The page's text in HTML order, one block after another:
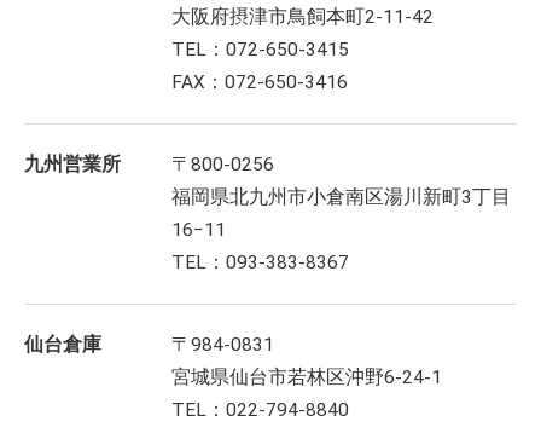
大阪府摂津市鳥飼本町2-11-42
TEL：072-650-3415
FAX：072-650-3416
九州営業所
〒800-0256
福岡県北九州市小倉南区湯川新町3丁目
16−11
TEL：093-383-8367
仙台倉庫
〒984-0831
宮城県仙台市若林区沖野6-24-1
TEL：022-794-8840